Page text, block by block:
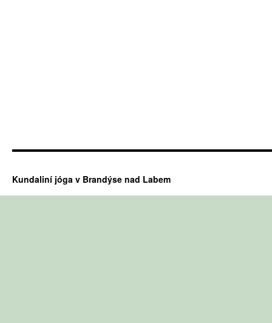
Kundaliní jóga v Brandýse nad Labem